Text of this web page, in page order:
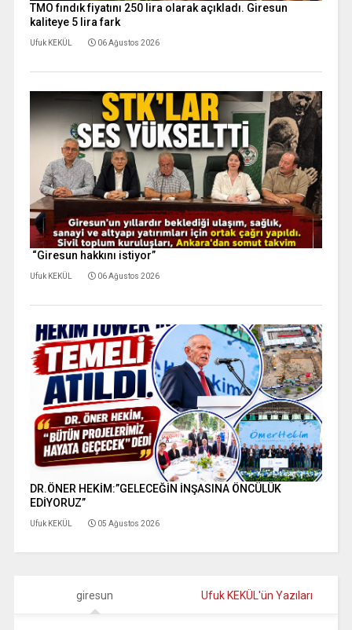
TMO fındık fiyatını 250 lira olarak açıkladı. Giresun
kaliteye 5 lira fark
Ufuk KEKÜL 06 Ağustos 2026
“Giresun hakkını istiyor”
Ufuk KEKÜL 06 Ağustos 2026
DR.ÖNER HEKİM:”GELECEĞİN İNŞASINA ÖNCÜLÜK
EDİYORUZ”
Ufuk KEKÜL 05 Ağustos 2026
giresun Ufuk KEKÜL'ün Yazıları